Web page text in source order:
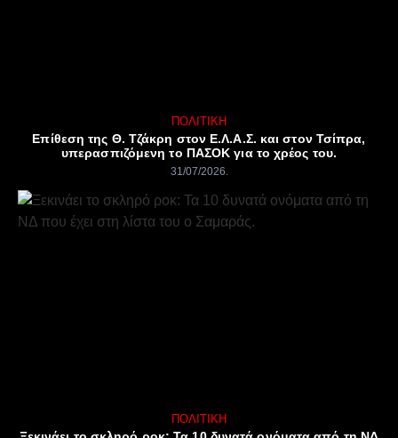
ΠΟΛΙΤΙΚΉ
Επίθεση της Θ. Τζάκρη στον Ε.Λ.Α.Σ. και στον Τσίπρα,
υπερασπιζόμενη το ΠΑΣΟΚ για το χρέος του.
31/07/2026
ΠΟΛΙΤΙΚΉ